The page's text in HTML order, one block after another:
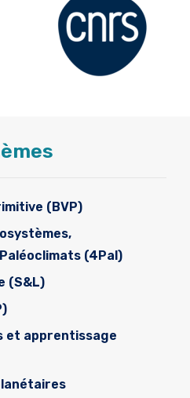
(BVP)
(4Pal)
(S&L)
et apprentissage